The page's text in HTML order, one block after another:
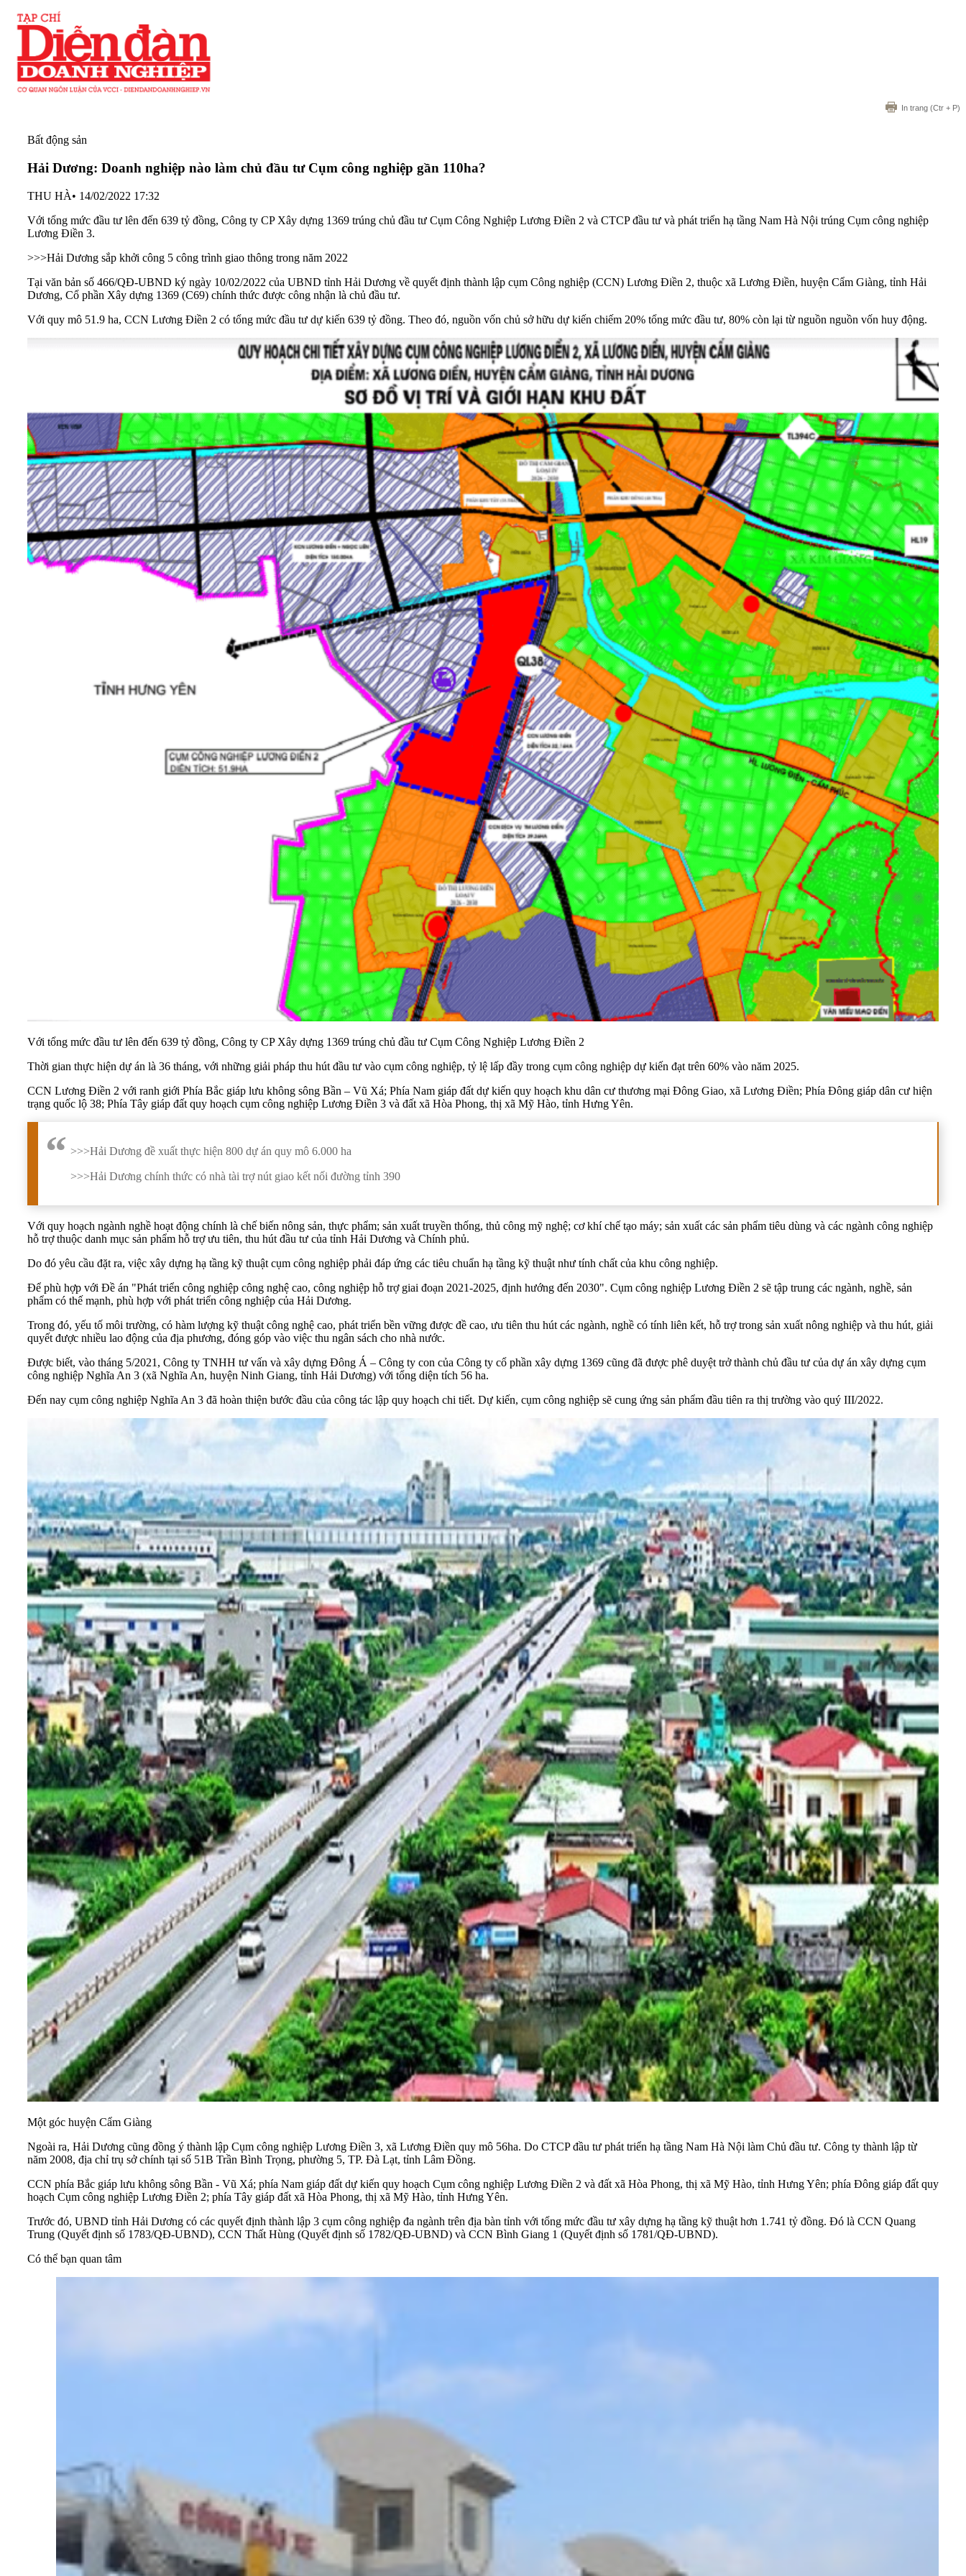
In trang (Ctr + P)
Bất động sản
Hải Dương: Doanh nghiệp nào làm chủ đầu tư Cụm công nghiệp gần 110ha?
THU HÀ• 14/02/2022 17:32
Với tổng mức đầu tư lên đến 639 tỷ đồng, Công ty CP Xây dựng 1369 trúng chủ đầu tư Cụm Công Nghiệp Lương Điền 2 và CTCP đầu tư và phát triển hạ tầng Nam Hà Nội trúng Cụm công nghiệp
Lương Điền 3.
>>>Hải Dương sắp khởi công 5 công trình giao thông trong năm 2022
Tại văn bản số 466/QĐ-UBND ký ngày 10/02/2022 của UBND tỉnh Hải Dương về quyết định thành lập cụm Công nghiệp (CCN) Lương Điền 2, thuộc xã Lương Điền, huyện Cẩm Giàng, tỉnh Hải
Dương, Cổ phần Xây dựng 1369 (C69) chính thức được công nhận là chủ đầu tư.
Với quy mô 51.9 ha, CCN Lương Điền 2 có tổng mức đầu tư dự kiến 639 tỷ đồng. Theo đó, nguồn vốn chủ sở hữu dự kiến chiếm 20% tổng mức đầu tư, 80% còn lại từ nguồn nguồn vốn huy động.
Với tổng mức đầu tư lên đến 639 tỷ đồng, Công ty CP Xây dựng 1369 trúng chủ đầu tư Cụm Công Nghiệp Lương Điền 2
Thời gian thực hiện dự án là 36 tháng, với những giải pháp thu hút đầu tư vào cụm công nghiệp, tỷ lệ lấp đầy trong cụm công nghiệp dự kiến đạt trên 60% vào năm 2025.
CCN Lương Điền 2 với ranh giới Phía Bắc giáp lưu không sông Bần – Vũ Xá; Phía Nam giáp đất dự kiến quy hoạch khu dân cư thương mại Đông Giao, xã Lương Điền; Phía Đông giáp dân cư hiện
trạng quốc lộ 38; Phía Tây giáp đất quy hoạch cụm công nghiệp Lương Điền 3 và đất xã Hòa Phong, thị xã Mỹ Hào, tỉnh Hưng Yên.
>>>Hải Dương đề xuất thực hiện 800 dự án quy mô 6.000 ha
>>>Hải Dương chính thức có nhà tài trợ nút giao kết nối đường tỉnh 390
Với quy hoạch ngành nghề hoạt động chính là chế biến nông sản, thực phẩm; sản xuất truyền thống, thủ công mỹ nghệ; cơ khí chế tạo máy; sản xuất các sản phẩm tiêu dùng và các ngành công nghiệp
hỗ trợ thuộc danh mục sản phẩm hỗ trợ ưu tiên, thu hút đầu tư của tỉnh Hải Dương và Chính phủ.
Do đó yêu cầu đặt ra, việc xây dựng hạ tầng kỹ thuật cụm công nghiệp phải đáp ứng các tiêu chuẩn hạ tầng kỹ thuật như tính chất của khu công nghiệp.
Để phù hợp với Đề án "Phát triển công nghiệp công nghệ cao, công nghiệp hỗ trợ giai đoạn 2021-2025, định hướng đến 2030". Cụm công nghiệp Lương Điền 2 sẽ tập trung các ngành, nghề, sản
phẩm có thế mạnh, phù hợp với phát triển công nghiệp của Hải Dương.
Trong đó, yếu tố môi trường, có hàm lượng kỹ thuật công nghệ cao, phát triển bền vững được đề cao, ưu tiên thu hút các ngành, nghề có tính liên kết, hỗ trợ trong sản xuất nông nghiệp và thu hút, giải
quyết được nhiều lao động của địa phương, đóng góp vào việc thu ngân sách cho nhà nước.
Được biết, vào tháng 5/2021, Công ty TNHH tư vấn và xây dựng Đông Á – Công ty con của Công ty cổ phần xây dựng 1369 cũng đã được phê duyệt trở thành chủ đầu tư của dự án xây dựng cụm
công nghiệp Nghĩa An 3 (xã Nghĩa An, huyện Ninh Giang, tỉnh Hải Dương) với tổng diện tích 56 ha.
Đến nay cụm công nghiệp Nghĩa An 3 đã hoàn thiện bước đầu của công tác lập quy hoạch chi tiết. Dự kiến, cụm công nghiệp sẽ cung ứng sản phẩm đầu tiên ra thị trường vào quý III/2022.
Một góc huyện Cẩm Giàng
Ngoài ra, Hải Dương cũng đồng ý thành lập Cụm công nghiệp Lương Điền 3, xã Lương Điền quy mô 56ha. Do CTCP đầu tư phát triển hạ tầng Nam Hà Nội làm Chủ đầu tư. Công ty thành lập từ
năm 2008, địa chỉ trụ sở chính tại số 51B Trần Bình Trọng, phường 5, TP. Đà Lạt, tỉnh Lâm Đồng.
CCN phía Bắc giáp lưu không sông Bần - Vũ Xá; phía Nam giáp đất dự kiến quy hoạch Cụm công nghiệp Lương Điền 2 và đất xã Hòa Phong, thị xã Mỹ Hào, tỉnh Hưng Yên; phía Đông giáp đất quy
hoạch Cụm công nghiệp Lương Điền 2; phía Tây giáp đất xã Hòa Phong, thị xã Mỹ Hào, tỉnh Hưng Yên.
Trước đó, UBND tỉnh Hải Dương có các quyết định thành lập 3 cụm công nghiệp đa ngành trên địa bàn tỉnh với tổng mức đầu tư xây dựng hạ tầng kỹ thuật hơn 1.741 tỷ đồng. Đó là CCN Quang
Trung (Quyết định số 1783/QĐ-UBND), CCN Thất Hùng (Quyết định số 1782/QĐ-UBND) và CCN Bình Giang 1 (Quyết định số 1781/QĐ-UBND).
Có thể bạn quan tâm